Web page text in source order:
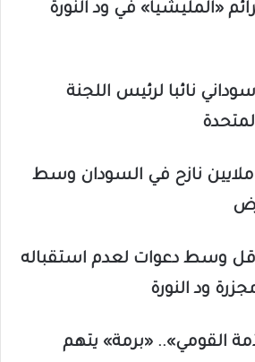
«المليشيا» في ود النورة
نائبا لرئيس اللجنة
الهجرة الدولية: 10 ملايين نازح في السودان وسط
وسط دعوات لعدم استقباله
ود النورة
القومي».. «برمة» يتهم